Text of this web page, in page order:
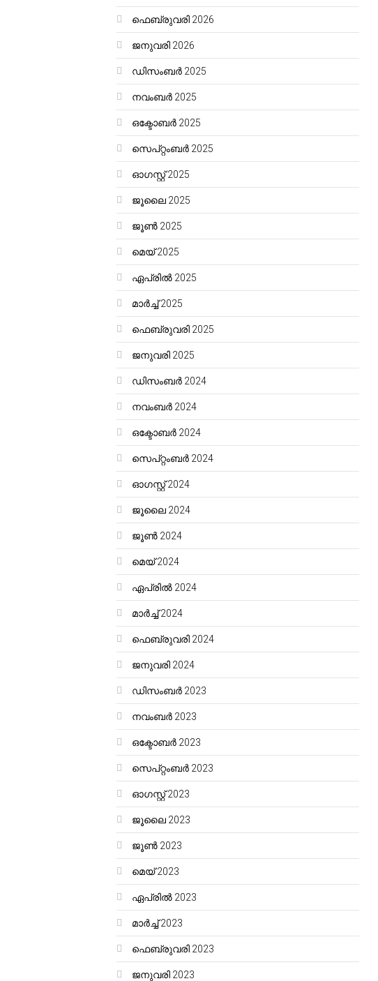
ഫെബ്രുവരി 2026
ജനുവരി 2026
ഡിസംബർ 2025
നവംബർ 2025
ഒക്ടോബർ 2025
സെപ്റ്റംബർ 2025
ഓഗസ്റ്റ്‌ 2025
ജൂലൈ 2025
ജൂൺ 2025
മെയ്‌ 2025
ഏപ്രിൽ 2025
മാർച്ച്‌ 2025
ഫെബ്രുവരി 2025
ജനുവരി 2025
ഡിസംബർ 2024
നവംബർ 2024
ഒക്ടോബർ 2024
സെപ്റ്റംബർ 2024
ഓഗസ്റ്റ്‌ 2024
ജൂലൈ 2024
ജൂൺ 2024
മെയ്‌ 2024
ഏപ്രിൽ 2024
മാർച്ച്‌ 2024
ഫെബ്രുവരി 2024
ജനുവരി 2024
ഡിസംബർ 2023
നവംബർ 2023
ഒക്ടോബർ 2023
സെപ്റ്റംബർ 2023
ഓഗസ്റ്റ്‌ 2023
ജൂലൈ 2023
ജൂൺ 2023
മെയ്‌ 2023
ഏപ്രിൽ 2023
മാർച്ച്‌ 2023
ഫെബ്രുവരി 2023
ജനുവരി 2023